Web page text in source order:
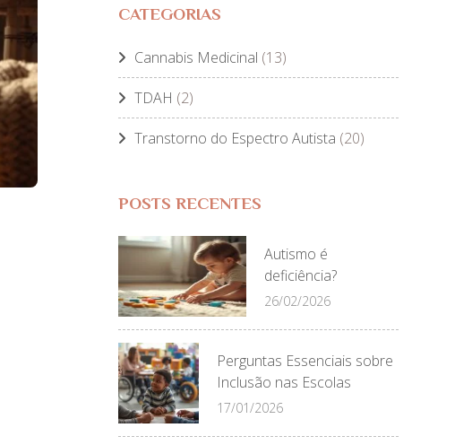
CATEGORIAS
Cannabis Medicinal (13)
TDAH (2)
Transtorno do Espectro Autista (20)
POSTS RECENTES
Autismo é
deficiência?
26/02/2026
Perguntas Essenciais sobre
Inclusão nas Escolas
17/01/2026